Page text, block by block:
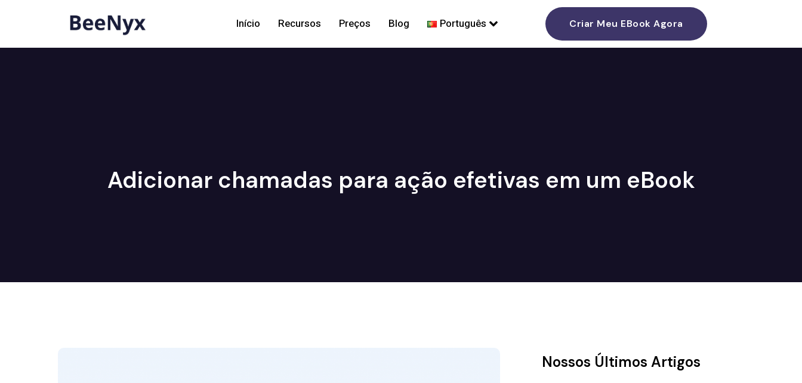
Início Recursos Preços Blog Português Criar Meu EBook Agora
Adicionar chamadas para ação efetivas em um eBook
Nossos Últimos Artigos